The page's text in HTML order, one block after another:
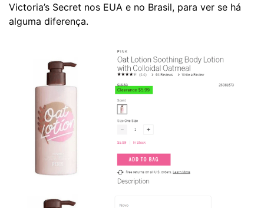
Victoria’s Secret nos EUA e no Brasil, para ver se há
alguma diferença.